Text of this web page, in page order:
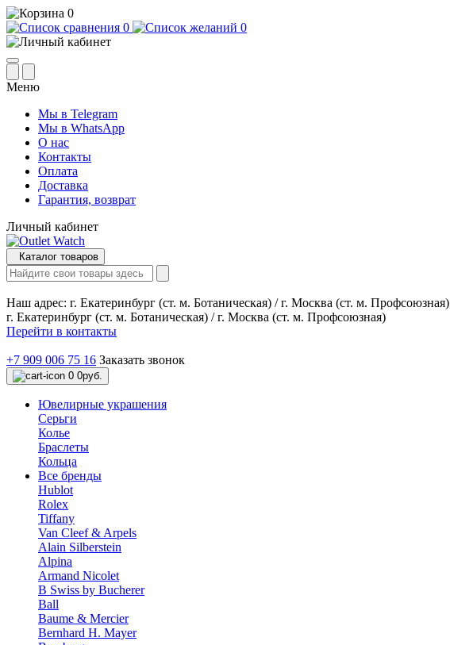
0
0
0
Меню
Мы в Telegram
Мы в WhatsApp
О нас
Контакты
Оплата
Доставка
Гарантия, возврат
Личный кабинет
Каталог товаров
Наш адрес: г. Екатеринбург (ст. м. Ботаническая) / г. Москва (ст. м. Профсоюзная)
г. Екатеринбург (ст. м. Ботаническая) / г. Москва (ст. м. Профсоюзная)
Перейти в контакты
+7 909 006 75 16 Заказать звонок
0 0руб.
Ювелирные украшения
Серьги
Колье
Браслеты
Кольца
Все бренды
Hublot
Rolex
Tiffany
Van Cleef & Arpels
Alain Silberstein
Alpina
Armand Nicolet
B Swiss by Bucherer
Ball
Baume & Mercier
Bernhard H. Mayer